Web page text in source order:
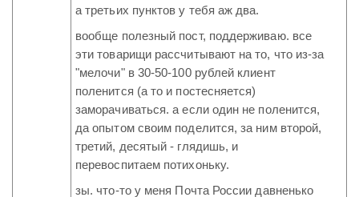
а третьих пунктов у тебя аж два.
вообще полезный пост, поддерживаю. все
эти товарищи рассчитывают на то, что из-за
"мелочи" в 30-50-100 рублей клиент
поленится (а то и постесняется)
заморачиваться. а если один не поленится,
да опытом своим поделится, за ним второй,
третий, десятый - глядишь, и
перевоспитаем потихоньку.
зы. что-то у меня Почта России давненько